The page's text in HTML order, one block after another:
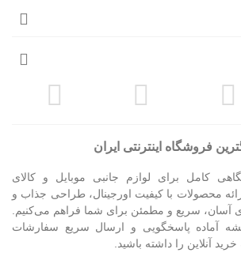
فروشگاه اینترنتی ایران
کامل برای لوازم جانبی موبایل و کالای
محصولات با کیفیت اورجینال، طراحی جذاب و
آسان، سریع و مطمئن برای شما فراهم می‌کنیم.
آماده پاسخگویی و ارسال سریع سفارشات
آنلاین را داشته باشید.